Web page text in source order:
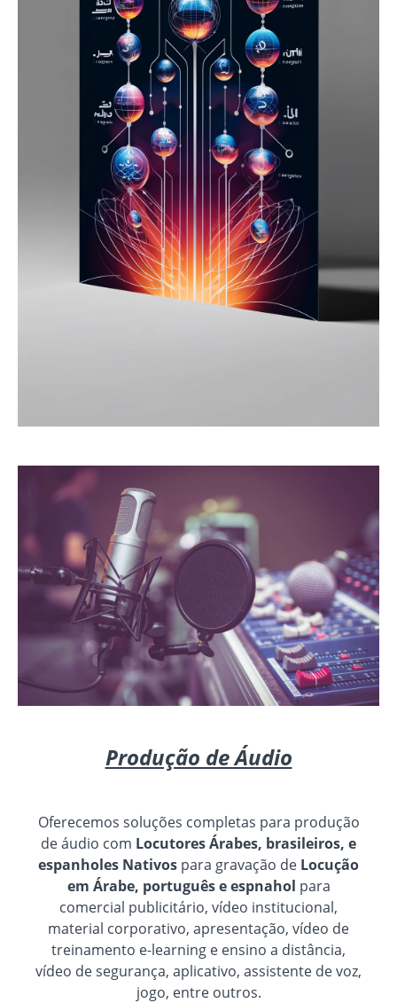
Produção de Áudio
Oferecemos soluções completas para produção
de áudio com Locutores Árabes, brasileiros, e
espanholes Nativos para gravação de Locução
em Árabe, português e espnahol para
comercial publicitário, vídeo institucional,
material corporativo, apresentação, vídeo de
treinamento e-learning e ensino a distância,
vídeo de segurança, aplicativo, assistente de voz,
jogo, entre outros.